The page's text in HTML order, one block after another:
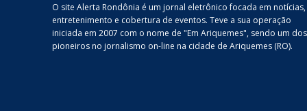
O site Alerta Rondônia é um jornal eletrônico focada em notícias,
entretenimento e cobertura de eventos. Teve a sua operação
iniciada em 2007 com o nome de "Em Ariquemes", sendo um dos
pioneiros no jornalismo on-line na cidade de Ariquemes (RO).